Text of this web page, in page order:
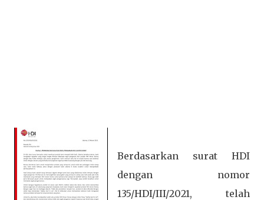
Berdasarkan surat HDI
dengan nomor
135/HDI/III/2021, telah